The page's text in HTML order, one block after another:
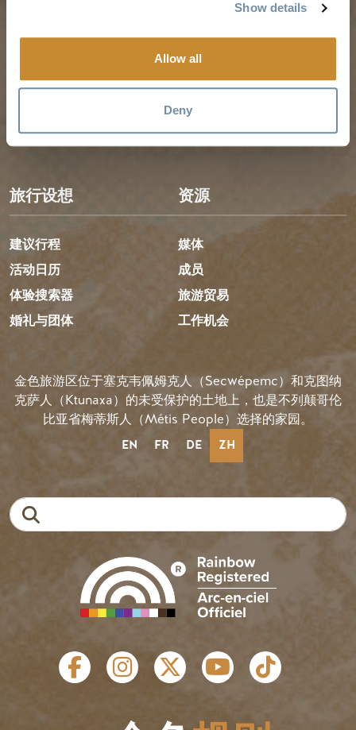
Show details
Allow all
Deny
我的旅行计划表
金色的夏天
旅行设想
建议行程
活动日历
体验搜索器
婚礼与团体
资源
媒体
成员
旅游贸易
工作机会
金色旅游区位于塞克韦佩姆克人（Secwépemc）和克图纳
克萨人（Ktunaxa）的未受保护的土地上，也是不列颠哥伦
比亚省梅蒂斯人（Métis People）选择的家园。
EN FR DE ZH
社会链接